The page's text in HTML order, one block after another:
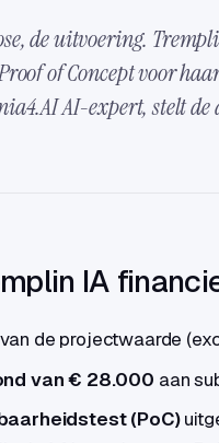
de uitvoering.
of Concept voor
AI-expert, stelt
IA
van de projectwaarde
van € 28.000 aan
(PoC)